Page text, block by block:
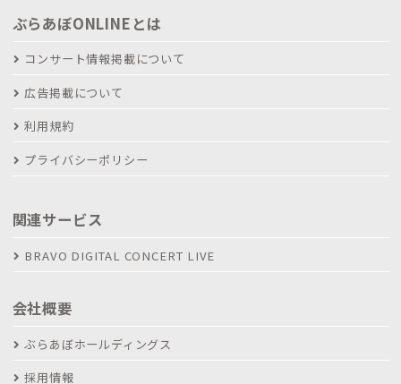
ぶらあぼONLINEとは
コンサート情報掲載について
広告掲載について
利用規約
プライバシーポリシー
関連サービス
BRAVO DIGITAL CONCERT LIVE
会社概要
ぶらあぼホールディングス
採用情報